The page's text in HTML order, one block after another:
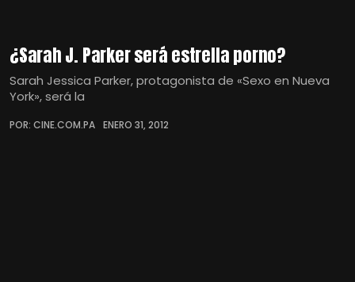
¿Sarah J. Parker será estrella porno?
Sarah Jessica Parker, protagonista de «Sexo en Nueva
York», será la
POR: CINE.COM.PA ENERO 31, 2012